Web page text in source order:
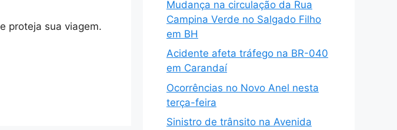
e proteja sua viagem.
Mudança na circulação da Rua
Campina Verde no Salgado Filho
em BH
Acidente afeta tráfego na BR-040
em Carandaí
Ocorrências no Novo Anel nesta
terça-feira
Sinistro de trânsito na Avenida